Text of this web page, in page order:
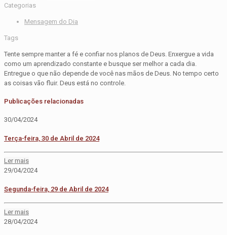
Categorias
Mensagem do Dia
Tags
Tente sempre manter a fé e confiar nos planos de Deus. Enxergue a vida
como um aprendizado constante e busque ser melhor a cada dia.
Entregue o que não depende de você nas mãos de Deus. No tempo certo
as coisas vão fluir. Deus está no controle.
Publicações relacionadas
30/04/2024
Terça-feira, 30 de Abril de 2024
Ler mais
29/04/2024
Segunda-feira, 29 de Abril de 2024
Ler mais
28/04/2024